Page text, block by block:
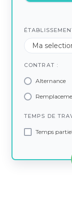
CONTRAT :
Alternance
TEMPS DE
Temps partiel